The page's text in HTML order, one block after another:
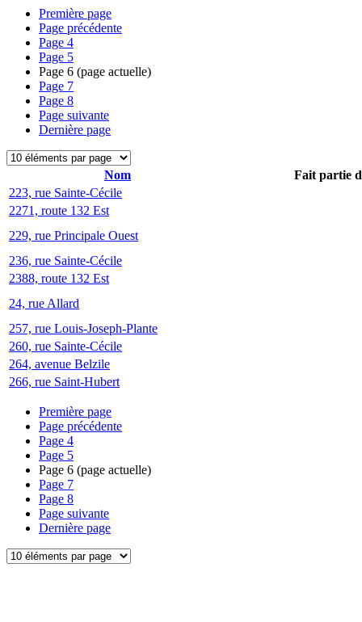
Première page
Page précédente
Page 4
Page 5
Page 6 (page actuelle)
Page 7
Page 8
Page suivante
Dernière page
Nom
Fait partie
223, rue Sainte-Cécile
2271, route 132 Est
229, rue Principale Ouest
236, rue Sainte-Cécile
2388, route 132 Est
24, rue Allard
257, rue Louis-Joseph-Plante
260, rue Sainte-Cécile
264, avenue Belzile
266, rue Saint-Hubert
Première page
Page précédente
Page 4
Page 5
Page 6 (page actuelle)
Page 7
Page 8
Page suivante
Dernière page